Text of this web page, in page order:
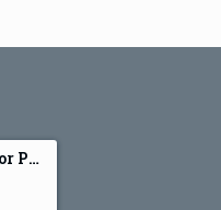
Grade Plutonier Major Pompieri IGSU